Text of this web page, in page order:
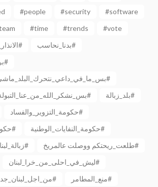
#people #security
#software
#time #trends
#vote
الانذار_الاخير#
بدنا_نحاسب#
بري_حريري_جنبلاط#
بس_ما_في_داعي_نتحرك_البلد_ماشي_وعاجقة_عفسوح#
بس_نشكر_الله_من_عنا_التبولة_والحمص_بطحينة#
بلد_زبالة#
حكومة_التزوير_والفساد#
حكومة_النفاق_الوطني#
حكومة_النفايات_الوطنية#
زبالة_لبنان#
طلعت_ريحتكم ووصلت عالمريخ#
ليش_في_احلى_من_خرا_لبنان#
من_اجل_لبنان_جديد# منع_المطامر#